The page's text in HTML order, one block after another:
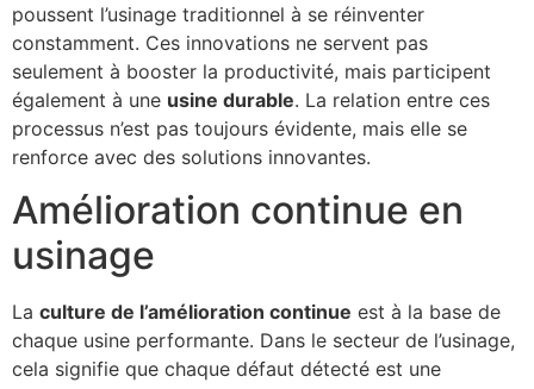
poussent l’usinage traditionnel à se réinventer
constamment. Ces innovations ne servent pas
seulement à booster la productivité, mais participent
également à une usine durable. La relation entre ces
processus n’est pas toujours évidente, mais elle se
renforce avec des solutions innovantes.
Amélioration continue en
usinage
La culture de l’amélioration continue est à la base de
chaque usine performante. Dans le secteur de l’usinage,
cela signifie que chaque défaut détecté est une